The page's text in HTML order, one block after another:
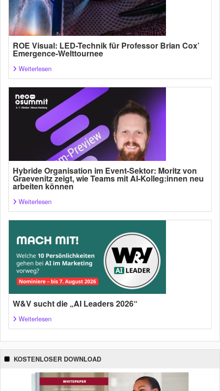
ROE Visual: LED-Technik für Professor Brian Cox’
Emergence-Welttournee
Weiterlesen
Hybride Organisation im Event-Sektor: Moritz von
Graevenitz zeigt, wie Teams mit AI-Kolleg:innen neu
arbeiten können
Weiterlesen
W&V sucht die „AI Leaders 2026“
Weiterlesen
KOSTENLOSER DOWNLOAD